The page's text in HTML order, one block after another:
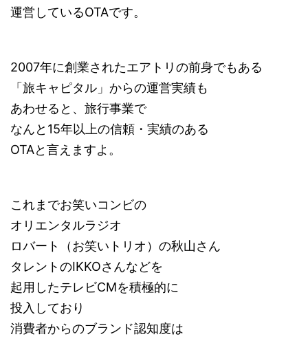
運営しているOTAです。
2007年に創業されたエアトリの前身でもある
「旅キャピタル」からの運営実績も
あわせると、旅行事業で
なんと15年以上の信頼・実績のある
OTAと言えますよ。
これまでお笑いコンビの
オリエンタルラジオ
ロバート（お笑いトリオ）の秋山さん
タレントのIKKOさんなどを
起用したテレビCMを積極的に
投入しており
消費者からのブランド認知度は